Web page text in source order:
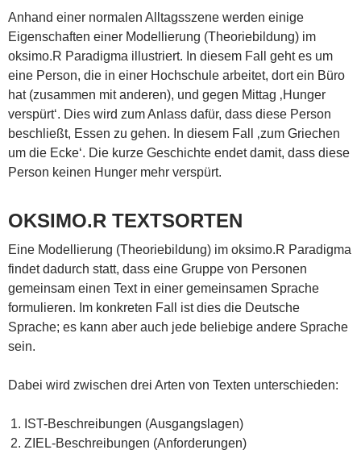
Anhand einer normalen Alltagsszene werden einige
Eigenschaften einer Modellierung (Theoriebildung) im
oksimo.R Paradigma illustriert. In diesem Fall geht es um
eine Person, die in einer Hochschule arbeitet, dort ein Büro
hat (zusammen mit anderen), und gegen Mittag ‚Hunger
verspürt‘. Dies wird zum Anlass dafür, dass diese Person
beschließt, Essen zu gehen. In diesem Fall ‚zum Griechen
um die Ecke‘. Die kurze Geschichte endet damit, dass diese
Person keinen Hunger mehr verspürt.
OKSIMO.R TEXTSORTEN
Eine Modellierung (Theoriebildung) im oksimo.R Paradigma
findet dadurch statt, dass eine Gruppe von Personen
gemeinsam einen Text in einer gemeinsamen Sprache
formulieren. Im konkreten Fall ist dies die Deutsche
Sprache; es kann aber auch jede beliebige andere Sprache
sein.
Dabei wird zwischen drei Arten von Texten unterschieden:
IST-Beschreibungen (Ausgangslagen)
ZIEL-Beschreibungen (Anforderungen)